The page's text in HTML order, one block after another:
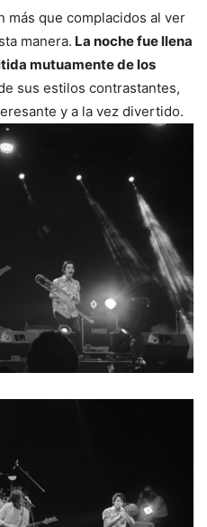
más que complacidos al ver
manera. La noche fue llena
mutuamente de los
sus estilos contrastantes,
y a la vez divertido.